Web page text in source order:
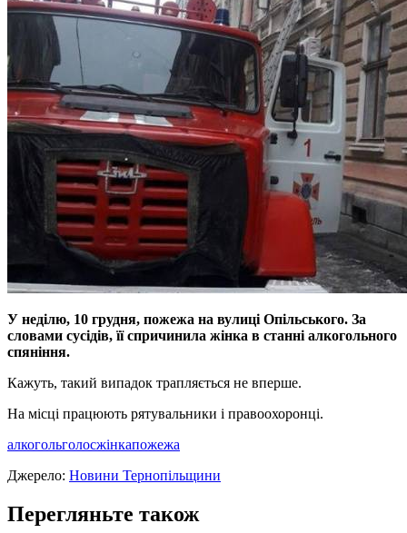
У неділю, 10 грудня, пожежа на вулиці Опільського. За
словами сусідів, її спричинила жінка в станні алкогольного
спяніння.
Кажуть, такий випадок трапляється не вперше.
На місці працюють рятувальники і правоохоронці.
алкогольголосжінкапожежа
Джерело: Новини Тернопільщини
Перегляньте також